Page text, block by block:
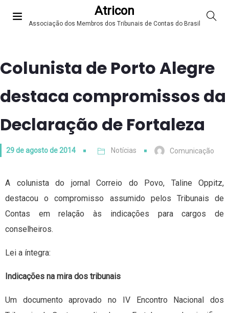
Atricon
Associação dos Membros dos Tribunais de Contas do Brasil
Colunista de Porto Alegre
destaca compromissos da
Declaração de Fortaleza
29 de agosto de 2014 Notícias Comunicação
A colunista do jornal Correio do Povo, Taline Oppitz,
destacou o compromisso assumido pelos Tribunais de
Contas em relação às indicações para cargos de
conselheiros.
Lei a íntegra:
Indicações na mira dos tribunais
Um documento aprovado no IV Encontro Nacional dos